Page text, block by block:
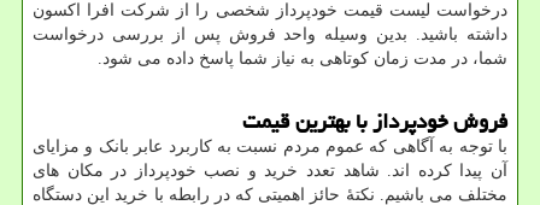
درخواست لیست قیمت خودپرداز شخصی را از شرکت افرا اکسون
داشته باشید. بدین وسیله واحد فروش پس از بررسی درخواست
شما، در مدت زمان کوتاهی به نیاز شما پاسخ داده می شود.
فروش خودپرداز با بهترین قیمت
با توجه به آگاهی که عموم مردم نسبت به کاربرد عابر بانک و مزایای
آن پیدا کرده اند. شاهد تعدد خرید و نصب خودپرداز در مکان های
مختلف می باشیم. نکتۀ حائز اهمیتی که در رابطه با خرید این دستگاه